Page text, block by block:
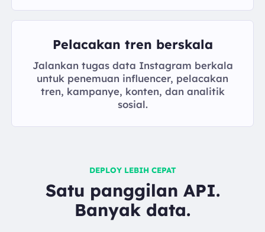
Pelacakan tren berskala
Jalankan tugas data Instagram berkala
untuk penemuan influencer, pelacakan
tren, kampanye, konten, dan analitik
sosial.
DEPLOY LEBIH CEPAT
Satu panggilan API.
Banyak data.